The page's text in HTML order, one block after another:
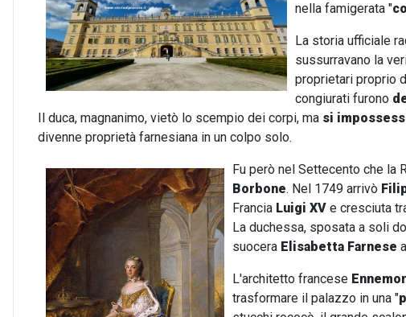
nella famigerata "
La storia ufficiale
sussurravano la
proprietari proprio
congiurati furono
Il duca, magnanimo, vietò lo scempio dei corpi, ma si
divenne proprietà farnesiana in un colpo solo.
Fu però nel Settecento che la
Borbone. Nel 1749 arrivò
Francia Luigi XV e cresciuta
La duchessa, sposata a soli
suocera Elisabetta Farnese
L'architetto francese
trasformare il palazzo in una "